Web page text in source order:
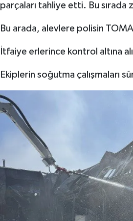
parçaları tahliye etti. Bu sırada
Bu arada, alevlere polisin
İtfaiye erlerince kontrol altına
Ekiplerin soğutma çalışmaları